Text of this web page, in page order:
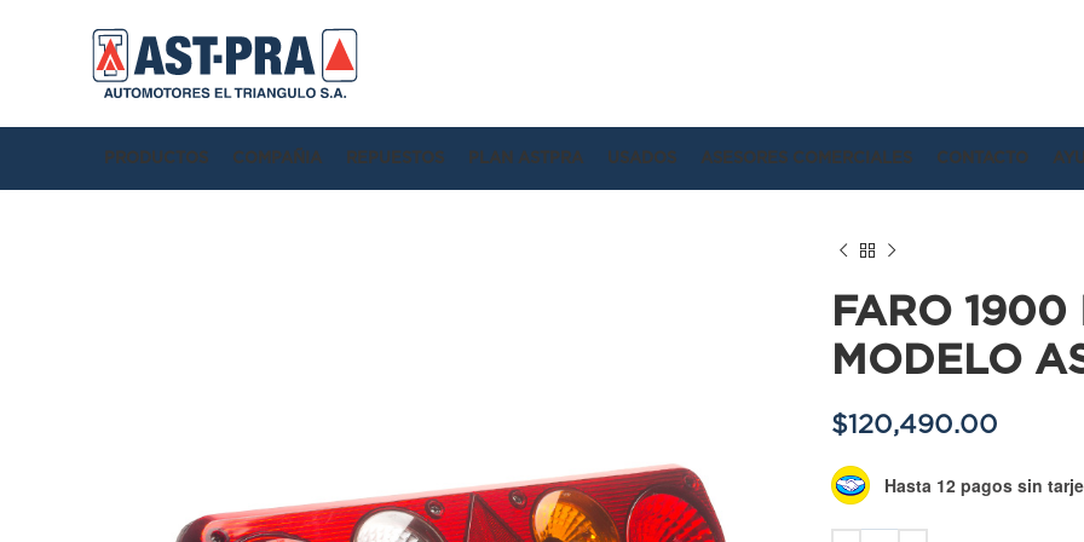
PRODUCTOS COMPAÑIA REPUESTOS PLAN ASTPRA USADOS ASESORES COMERCIALES CONTACTO
FARO 1900
MODELO
$120,490.00
Hasta 12 pagos sin